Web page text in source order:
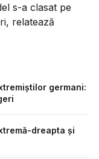
s-a clasat pe
relatează
germani:
dreapta şi